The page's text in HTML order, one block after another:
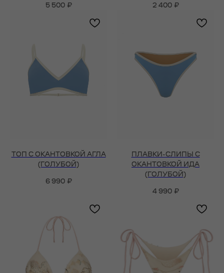
5 500 ₽
2 400 ₽
ТОП С ОКАНТОВКОЙ АГЛА
(ГОЛУБОЙ)
6 990 ₽
ПЛАВКИ-СЛИПЫ С
ОКАНТОВКОЙ ИДА
(ГОЛУБОЙ)
4 990 ₽